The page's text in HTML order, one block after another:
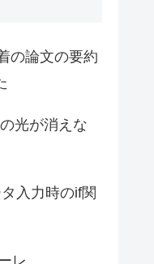
の論文の要約
光が消えな
入力時のif関
レ